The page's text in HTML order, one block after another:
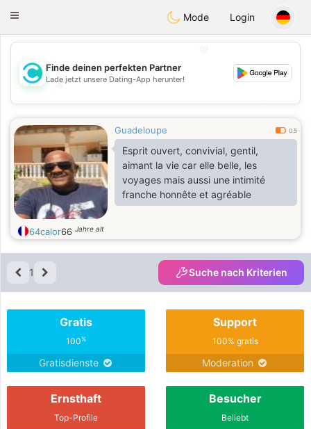
olombiaCitas
Toggle
Mode Login
💖
💕
Finde deinen perfekten Partner
Lade jetzt unsere Dating-App herunter!
Guadeloupe 0.5
Esprit ouvert, convivial, gentil,
aimant la vie car elle belle, les
voyages mais aussi une intimité
franche honnête et agréable
64calor66 Jahre alt
1 Suche nach Kriterien
Gratis
100%
Gratisdienste
Support
100% gratis
Moderation
Ernsthaft
Top-Profile
Besucher
Beliebt